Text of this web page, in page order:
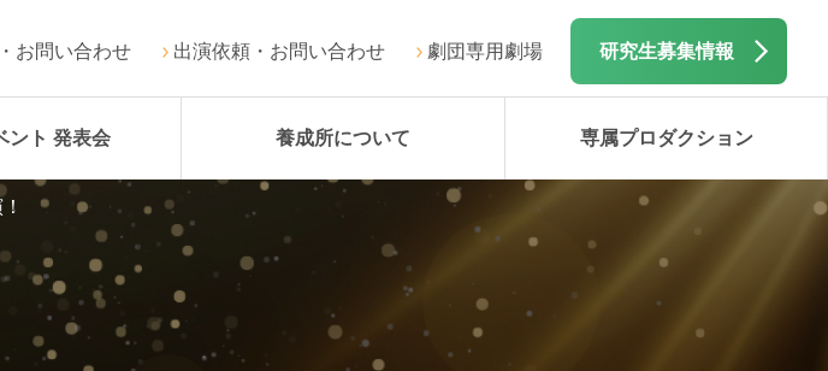
お問い合わせ 出演依頼・お問い合わせ 劇団専用劇場 研究生募集情報
ント 発表会 養成所について 専属プロダクション